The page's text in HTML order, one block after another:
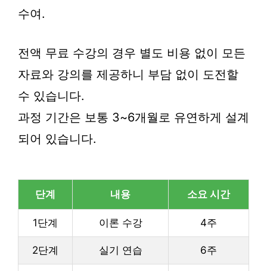
수여.
전액 무료 수강의 경우 별도 비용 없이 모든
자료와 강의를 제공하니 부담 없이 도전할
수 있습니다.
과정 기간은 보통 3~6개월로 유연하게 설계
되어 있습니다.
단계 내용 소요 시간
1단계 이론 수강 4주
2단계 실기 연습 6주